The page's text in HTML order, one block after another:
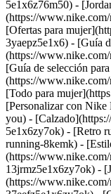
5e1x6z76m50) -
(https://
[Ofertas para
3yaepz5e1x6) - [Guía
(https://
[Guía de selección
(https://
[Todo para
[Personalizar con
you) -
5e1x6zy7ok) - [Retro
running-8kemk) -
(https://
13jrmz5e1x6zy7ok) -
(https://